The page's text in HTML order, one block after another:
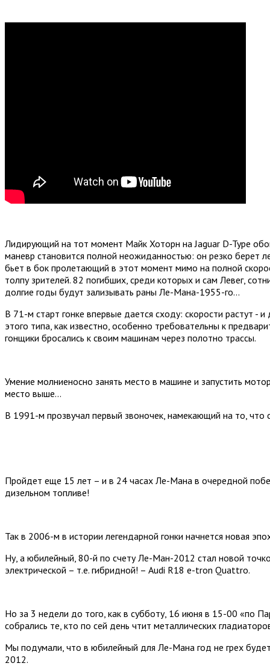
Лидирующий на тот момент Майк Хоторн на Jaguar D-Type
маневр становится полной неожиданностью: он резко берет
бьет в бок пролетающий в этот момент мимо на полной
толпу зрителей. 82 погибших, среди которых и сам Левег,
долгие годы будут зализывать раны Ле-Мана-1955-го...
В 71-м старт гонке впервые дается сходу: скорости растут -
этого типа, как известно, особенно требовательны к
гонщики бросались к своим машинам через полотно трассы.
Умение молниеносно занять место в машине и запустить
место выше…
В 1991-м прозвучал первый звоночек, намекающий на то,
Пройдет еще 15 лет – и в 24 часах Ле-Мана в очередной
дизельном топливе!
Так в 2006-м в истории легендарной гонки начнется новая
Ну, а юбилейный, 80-й по счету Ле-Ман-2012 стал новой
электрической – т.е. гибридной! – Audi R18 e-tron Quattro.
Но за 3 недели до того, как в субботу, 16 июня в 15-00 «по
собрались те, кто по сей день чтит металлических
Мы подумали, что в юбилейный для Ле-Мана год не грех
2012.